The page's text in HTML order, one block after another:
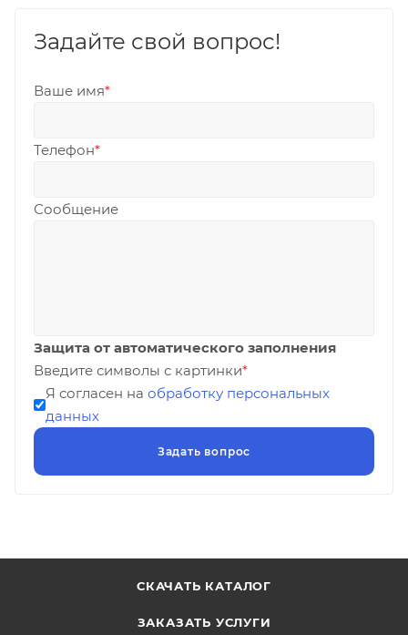
Задайте свой вопрос!
Ваше имя*
Телефон*
Сообщение
Защита от автоматического заполнения
Введите символы с картинки*
Я согласен на обработку персональных
данных
СКАЧАТЬ КАТАЛОГ
ЗАКАЗАТЬ УСЛУГИ